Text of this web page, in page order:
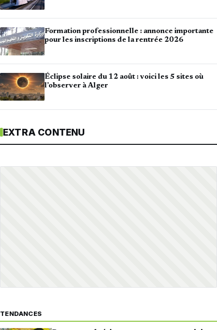
Formation professionnelle : annonce importante
pour les inscriptions de la rentrée 2026
Éclipse solaire du 12 août : voici les 5 sites où
l’observer à Alger
EXTRA CONTENU
TENDANCES